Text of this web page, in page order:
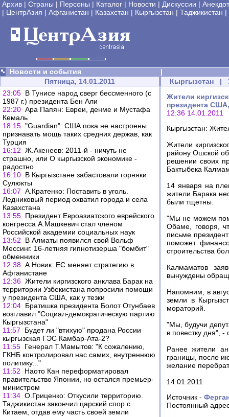
Архив | Страны | Персоны | Каталог | Новости | Дискуссии |
| ЦентрАзия | Афганистан | Казахстан | Кыргызстан | Таджикистан |
Новости и события
|
Пятница, 14.01.2011
23:05 В Тунисе народ сверг бессменного (с
1987 г.) президента Бен Али
22:20 Ара Папян: Евреи, денме и Мустафа
Кемаль
18:15 "Guardian": США пока не настроены
признавать мощь таких средних держав, как
Турция
16:12 Ж.Акенеев: 2011-й - ничуть не
страшно, или О кыргызской экономике -
радостно
16:10 В Кыргызстане забастовали горняки
Сулюкты
16:07 А.Кратенко: Поставить в уголь.
Ледниковый период охватил города и села
Казахстана
13:55 Президент Евроазиатского еврейского
конгресса А.Машкевич стал членом
Российской академии социальных наук
13:52
В Алматы появился свой Вольф
Мессинг. 16-летняя гипнотизерша "бомбит"
обменники
12:38 А.Новик: ЕС меняет стратегию в
Афганистане
12:36 Жители киргизского анклава Барак на
территории Узбекистана попросили помощи
у президента США, как у тезки
12:04 Братишка президента Болот Отунбаев
возглавил "Социал-демократическую партию
Кыргызстана"
11:57
Будет ли "втихую" продана России
кыргызская ГЭС Камбар-Ата-2?
11:55 Генерал Т.Мамытов: "К сожалению,
ГКНБ контролировал нас самих, внутреннюю
политику..."
11:52
Наото Кан переформатировал
правительство Японии, но остался премьер-
министром
11:34 О.Гриценко: Откусили территорию.
Таджикистан закончил царский спор с
Китаем, отдав ему часть своей земли
Кыргызстан |
Жители
президента США,
12:36 14.01.2011
Кыргызстан:
Жители
району Ошской
решении своих
Бактыбека
14 января на
жители Барака
были тщетны.
"Мы не можем
Обаме, говоря,
письме
поможет
строительства
Калмаматов
вынуждены
Напомним, в
земли в
мораторий.
"Мы, будучи
в повестку дня", -
Ранее жители
границы, после
желание
14.01.2011
Источник -
Постоянный